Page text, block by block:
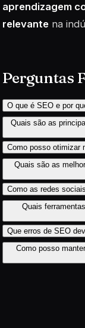
aprendizagem
relevante na
Perguntas
O que é SEO e por
Quais são as
Como posso otimizar
Quais são as
Como as redes
Quais
Que erros de SEO
Como posso